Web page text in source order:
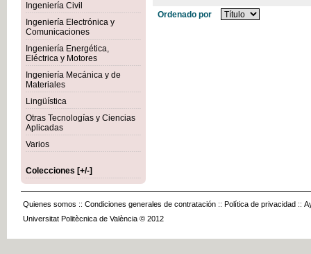
Ingeniería Civil
Ingeniería Electrónica y
Comunicaciones
Ingeniería Energética,
Eléctrica y Motores
Ingeniería Mecánica y de
Materiales
Lingüística
Otras Tecnologías y Ciencias
Aplicadas
Varios
Colecciones [+/-]
Ordenado por
Quienes somos :: Condiciones generales de contratación :: Política de privacidad ::
Universitat Politècnica de València © 2012